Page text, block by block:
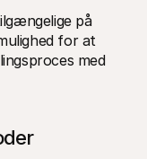
Vær sikker på, de bedste plugins er tilgængelige på
for at
med